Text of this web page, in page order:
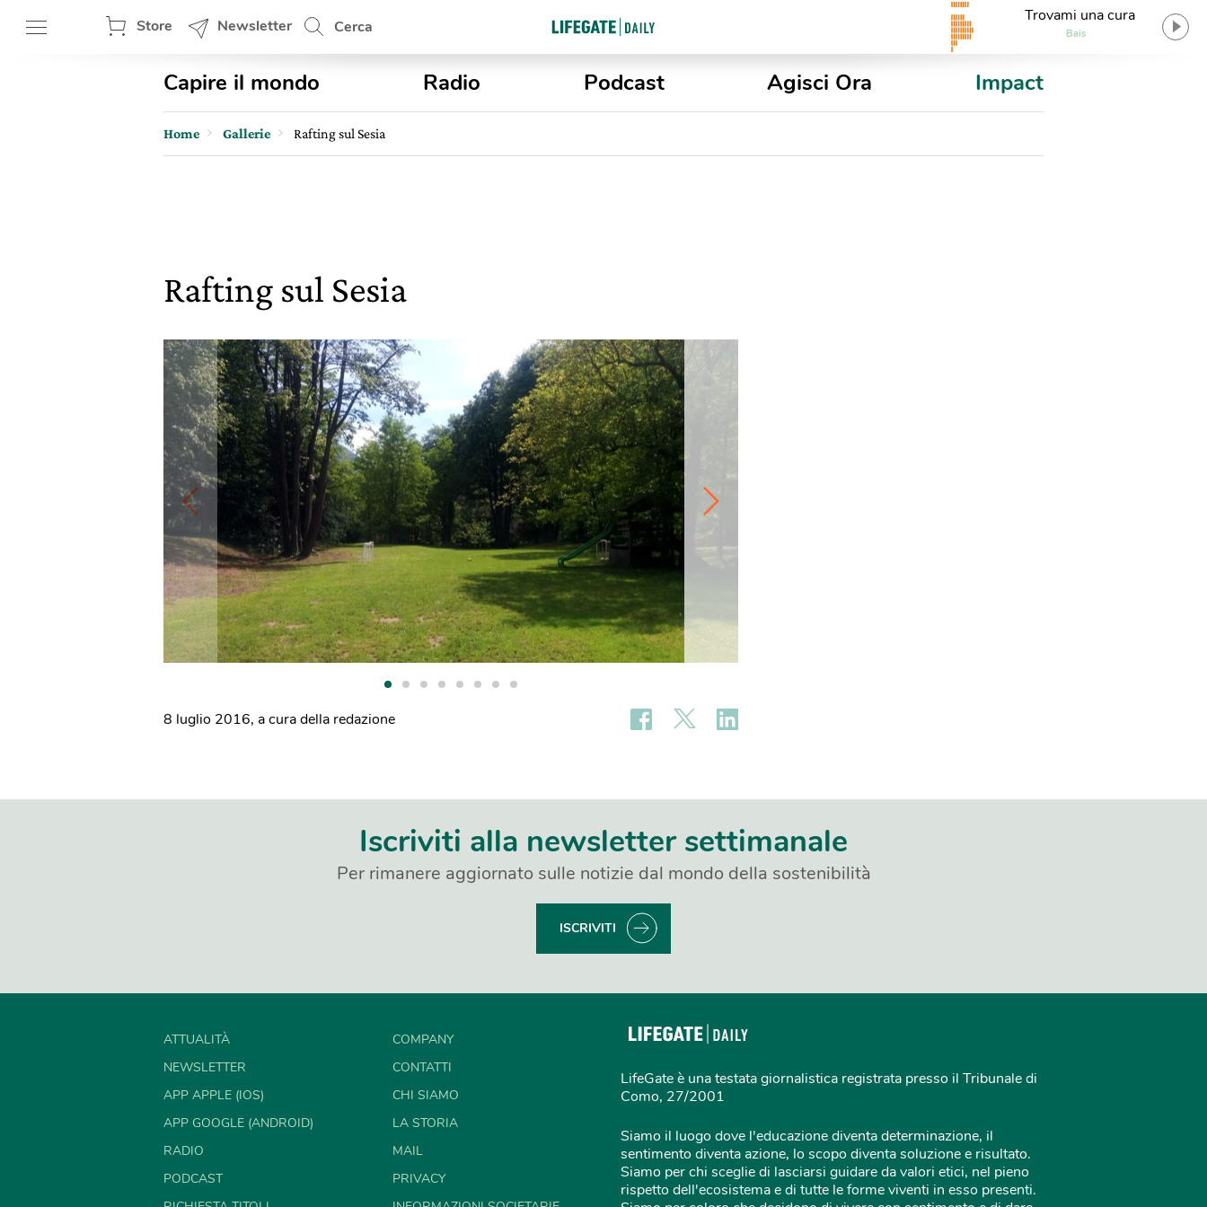
Store Newsletter Cerca
Trovami una cura
Bais
Capire il mondo Radio Podcast Agisci Ora Impact
Home Gallerie Rafting sul Sesia
Rafting sul Sesia
8 luglio 2016, a cura della redazione
Iscriviti alla newsletter settimanale
Per rimanere aggiornato sulle notizie dal mondo della sostenibilità
ISCRIVITI
ATTUALITÀ
NEWSLETTER
APP APPLE (IOS)
APP GOOGLE (ANDROID)
RADIO
PODCAST
COMPANY
CONTATTI
CHI SIAMO
LA STORIA
MAIL
PRIVACY
LifeGate è una testata giornalistica registrata presso il Tribunale di
Como, 27/2001
Siamo il luogo dove l'educazione diventa determinazione, il
sentimento diventa azione, lo scopo diventa soluzione e risultato.
Siamo per chi sceglie di lasciarsi guidare da valori etici, nel pieno
rispetto dell'ecosistema e di tutte le forme viventi in esso presenti.